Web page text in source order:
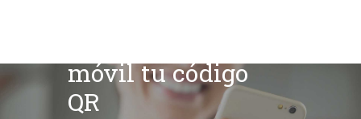
móvil tu código
QR